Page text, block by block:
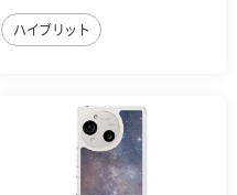
ハイブリット